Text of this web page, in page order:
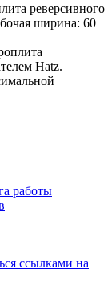
реверсивного
ширина: 60
Hatz.
работы
ссылками на